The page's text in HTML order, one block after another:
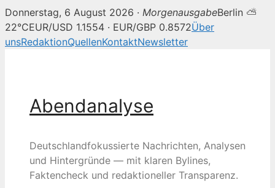
Donnerstag, 6 August 2026 · MorgenausgabeBerlin ⛅
22°CEUR/USD 1.1554 · EUR/GBP 0.8572Über
unsRedaktionQuellenKontaktNewsletter
Abendanalyse
Deutschlandfokussierte Nachrichten, Analysen
und Hintergründe — mit klaren Bylines,
Faktencheck und redaktioneller Transparenz.